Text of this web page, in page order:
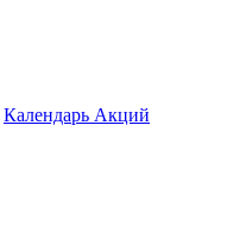
Календарь Акций